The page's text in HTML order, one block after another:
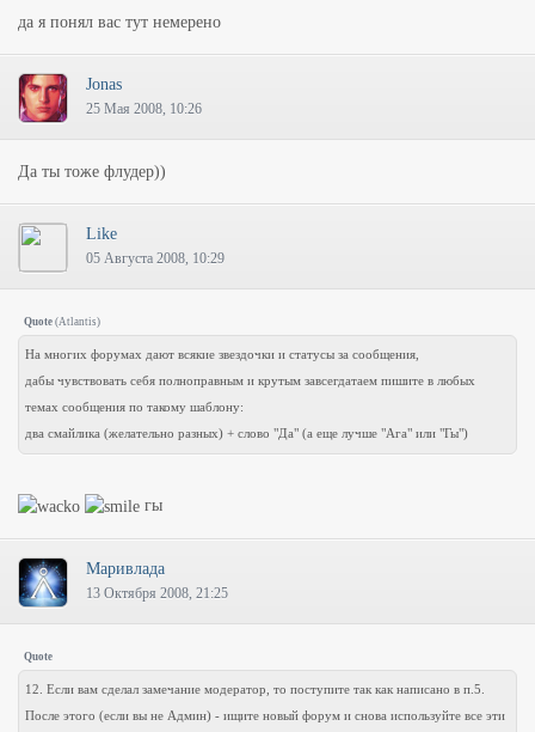
да я понял вас тут немерено
Jonas
25 Мая 2008, 10:26
Да ты тоже флудер))
Like
05 Августа 2008, 10:29
Quote (Atlantis)
На многих форумах дают всякие звездочки и статусы за сообщения,
дабы чувствовать себя полноправным и крутым завсегдатаем пишите в любых
темах сообщения по такому шаблону:
два смайлика (желательно разных) + слово "Да" (а еще лучше "Ага" или "Гы")
гы
Маривлада
13 Октября 2008, 21:25
Quote
12. Если вам сделал замечание модератор, то поступите так как написано в п.5.
После этого (если вы не Админ) - ищите новый форум и снова используйте все эти